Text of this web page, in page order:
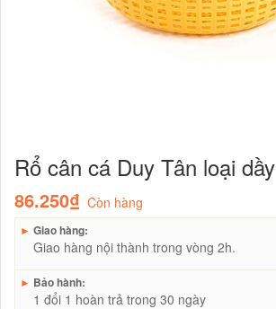
Rổ cân cá Duy Tân loại dầy
86.250₫ Còn hàng
► Giao hàng:
Giao hàng nội thành trong vòng 2h.
► Bảo hành:
1 đổi 1 hoàn trả trong 30 ngày